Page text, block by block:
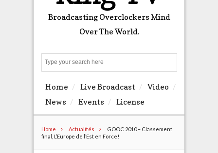
Broadcasting Overclockers Mind
Over The World.
Home Live Broadcast
Video
News
Events License
Home Actualités
GOOC 2010 – Classement
final, L’Europe de l’Est en Force!